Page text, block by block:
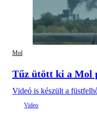
Mol
Tűz ütött ki a Mol
Videó is készült a